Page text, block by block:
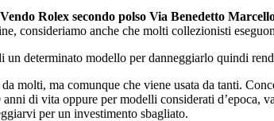
Vendo Rolex secondo polso Via Benedetto
consideriamo anche che molti collezionisti
un determinato modello per danneggiarlo quindi
molti, ma comunque che viene usata da tanti.
di vita oppure per modelli considerati d’epoca,
per un investimento sbagliato.